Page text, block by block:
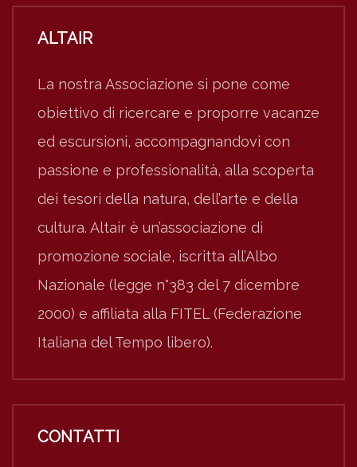
ALTAIR
La nostra Associazione si pone come
obiettivo di ricercare e proporre vacanze
ed escursioni, accompagnandovi con
passione e professionalità, alla scoperta
dei tesori della natura, dell’arte e della
cultura. Altair è un’associazione di
promozione sociale, iscritta all’Albo
Nazionale (legge n°383 del 7 dicembre
2000) e affiliata alla FITEL (Federazione
Italiana del Tempo libero).
CONTATTI